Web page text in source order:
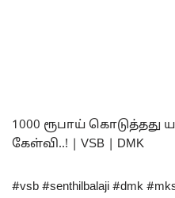
1000 ரூபாய் கொடுத்தது
கேள்வி..! | VSB | DMK
#vsb #senthilbalaji #dmk